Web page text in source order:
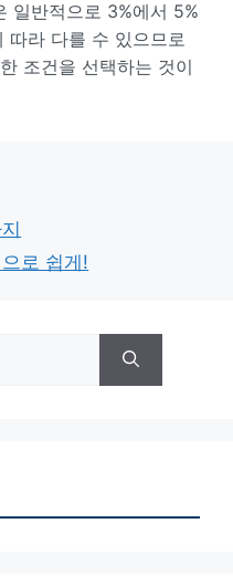
일반적으로 3%에서 5%
따라 다를 수 있으므로
조건을 선택하는 것이
로 쉽게!